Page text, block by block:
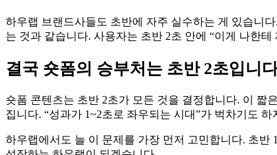
하우랩 브랜드사들도 초반에 자주 실수하는 게 있습니
는 것과 같습니다. 사용자는 초반 2초 안에 “이게 나한
결국 숏폼의 승부처는 초반 2초입니
숏폼 콘텐츠는 초반 2초가 모든 것을 결정합니다. 이 짧
집니다. “성과가 1~2초로 좌우되는 시대”가 벅차기도
하우랩에서도 늘 이 문제를 가장 먼저 고민합니다. 초